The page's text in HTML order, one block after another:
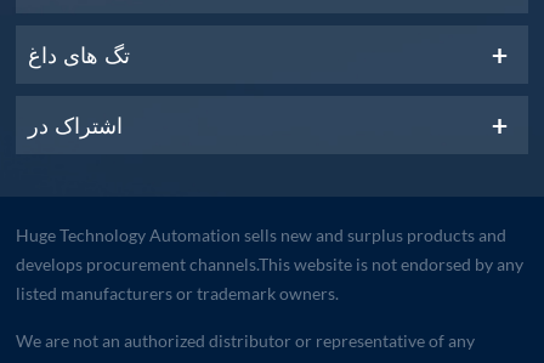
تگ های داغ
اشتراک در
Huge Technology Automation sells new and surplus products and
develops procurement channels.This website is not endorsed by any
listed manufacturers or trademark owners.
We are not an authorized distributor or representative of any